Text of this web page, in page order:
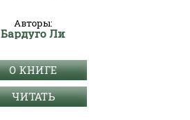
Авторы:
Бардуго Ли
О КНИГЕ
ЧИТАТЬ